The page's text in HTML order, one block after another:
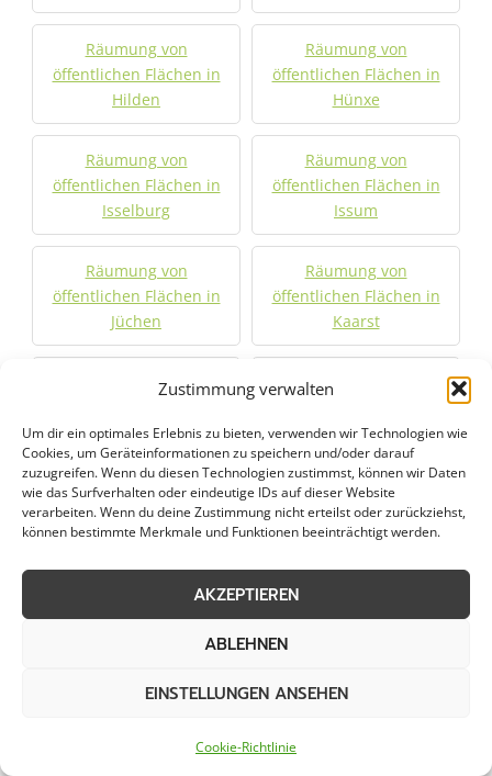
Zustimmung verwalten
Um dir ein optimales Erlebnis zu bieten, verwenden wir Technologien wie
Cookies, um Geräteinformationen zu speichern und/oder darauf
zuzugreifen. Wenn du diesen Technologien zustimmst, können wir Daten
wie das Surfverhalten oder eindeutige IDs auf dieser Website
verarbeiten. Wenn du deine Zustimmung nicht erteilst oder zurückziehst,
können bestimmte Merkmale und Funktionen beeinträchtigt werden.
AKZEPTIEREN
ABLEHNEN
EINSTELLUNGEN ANSEHEN
Cookie-Richtlinie
Räumung von
öffentlichen Flächen in
Hilden
Räumung von
öffentlichen Flächen in
Hünxe
Räumung von
öffentlichen Flächen in
Isselburg
Räumung von
öffentlichen Flächen in
Issum
Räumung von
öffentlichen Flächen in
Jüchen
Räumung von
öffentlichen Flächen in
Kaarst
Räumung von
Kamp-Lintfort
Räumung von
Kevelaer
Räumung von
öffentlichen Flächen in
Klein Reken
Räumung von
öffentlichen Flächen in
Korschenbroich
öffentlichen Flächen in
öffentlichen Flächen in